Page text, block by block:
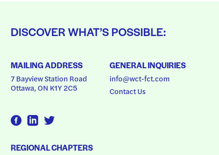
DISCOVER WHAT’S POSSIBLE:
MAILING ADDRESS
7 Bayview Station Road
Ottawa, ON K1Y 2C5
GENERAL INQUIRIES
info@wct-fct.com
Contact Us
REGIONAL CHAPTERS